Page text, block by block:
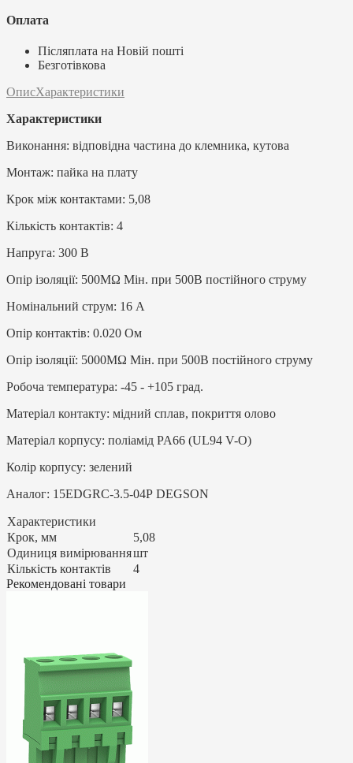
Оплата
Післяплата на Новій пошті
Безготівкова
ОписХарактеристики
Характеристики
Виконання: відповідна частина до клемника, кутова
Монтаж: пайка на плату
Крок між контактами: 5,08
Кількість контактів: 4
Напруга: 300 В
Опір ізоляції: 500MΩ Мін. при 500В постійного струму
Номінальний струм: 16 А
Опір контактів: 0.020 Ом
Опір ізоляції: 5000MΩ Мін. при 500В постійного струму
Робоча температура: -45 - +105 град.
Матеріал контакту: мідний сплав, покриття олово
Матеріал корпусу: поліамід PA66 (UL94 V-O)
Колір корпусу: зелений
Аналог: 15EDGRC-3.5-04P DEGSON
Характеристики
Крок, мм
5,08
Одиниця вимірюванняшт
Кількість контактів
4
Рекомендовані товари